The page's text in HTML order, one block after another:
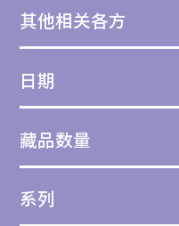
其他相关各方
日期
藏品数量
系列